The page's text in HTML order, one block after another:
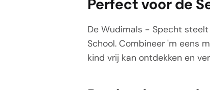
Perfect voor de
De Wudimals - Specht
School. Combineer 'm eens
kind vrij kan ontdekken en